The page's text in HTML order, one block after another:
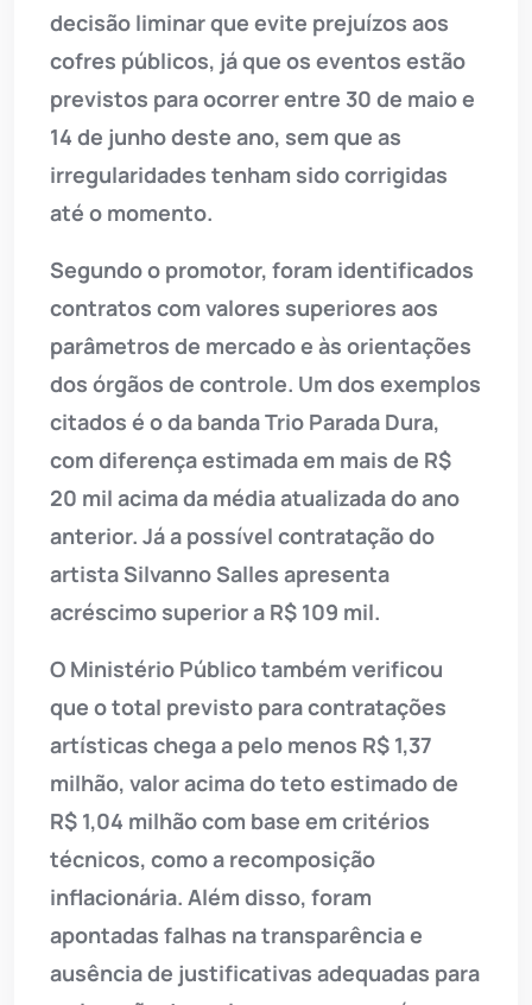
decisão liminar que evite prejuízos aos
cofres públicos, já que os eventos estão
previstos para ocorrer entre 30 de maio e
14 de junho deste ano, sem que as
irregularidades tenham sido corrigidas
até o momento.
Segundo o promotor, foram identificados
contratos com valores superiores aos
parâmetros de mercado e às orientações
dos órgãos de controle. Um dos exemplos
citados é o da banda Trio Parada Dura,
com diferença estimada em mais de R$
20 mil acima da média atualizada do ano
anterior. Já a possível contratação do
artista Silvanno Salles apresenta
acréscimo superior a R$ 109 mil.
O Ministério Público também verificou
que o total previsto para contratações
artísticas chega a pelo menos R$ 1,37
milhão, valor acima do teto estimado de
R$ 1,04 milhão com base em critérios
técnicos, como a recomposição
inflacionária. Além disso, foram
apontadas falhas na transparência e
ausência de justificativas adequadas para